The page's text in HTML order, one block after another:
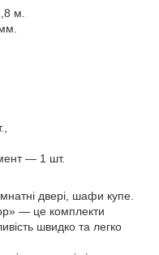
м.
— 1 шт.
двері, шафи купе.
— це комплекти
швидко та легко